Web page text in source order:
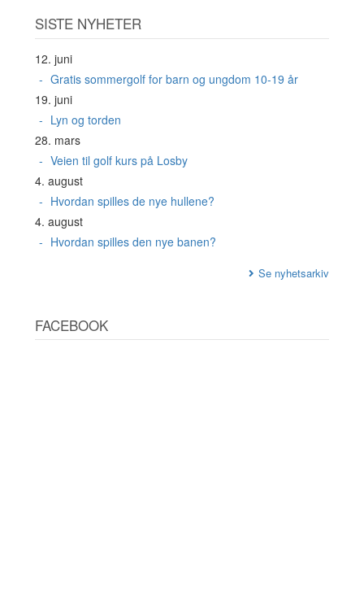
SISTE NYHETER
12. juni
Gratis sommergolf for barn og ungdom 10-19 år
19. juni
Lyn og torden
28. mars
Veien til golf kurs på Losby
4. august
Hvordan spilles de nye hullene?
4. august
Hvordan spilles den nye banen?
Se nyhetsarkiv
FACEBOOK